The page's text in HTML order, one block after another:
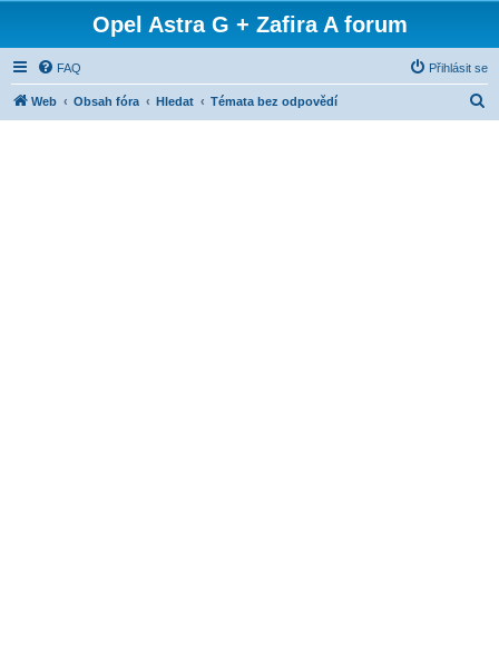
Opel Astra G + Zafira A forum
FAQ Přihlásit se
Web Obsah fóra Hledat Témata bez odpovědí